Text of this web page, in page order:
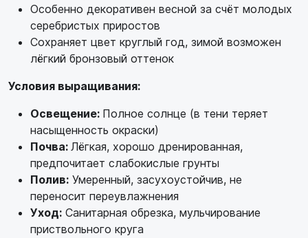
Особенно декоративен весной за счёт молодых
серебристых приростов
Сохраняет цвет круглый год, зимой возможен
лёгкий бронзовый оттенок
Условия выращивания:
Освещение: Полное солнце (в тени теряет
насыщенность окраски)
Почва: Лёгкая, хорошо дренированная,
предпочитает слабокислые грунты
Полив: Умеренный, засухоустойчив, не
переносит переувлажнения
Уход: Санитарная обрезка, мульчирование
приствольного круга